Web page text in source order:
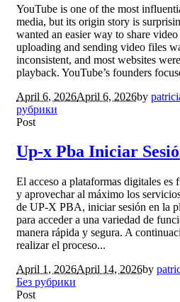
YouTube is one of the most
media, but its origin story is
wanted an easier way to share
uploading and sending video files
inconsistent, and most websites
playback. YouTube’s founders
April 6, 2026April 6, 2026by
рубрики
Post
Up-x Pba Iniciar
El acceso a plataformas digitales es
y aprovechar al máximo los
de UP-X PBA, iniciar sesión en la
para acceder a una variedad de
manera rápida y segura. A
realizar el proceso...
April 1, 2026April 14, 2026by
Без рубрики
Post